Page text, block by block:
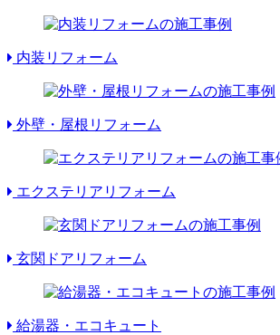
内装リフォーム
外壁・屋根リフォーム
エクステリアリフォーム
玄関ドアリフォーム
給湯器・エコキュート